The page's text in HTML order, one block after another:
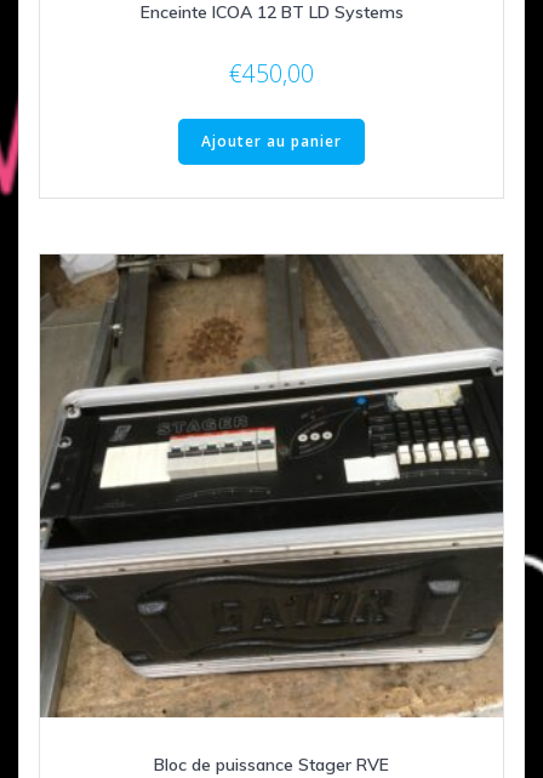
Enceinte ICOA 12 BT LD Systems
€450,00
Ajouter au panier
Bloc de puissance Stager RVE